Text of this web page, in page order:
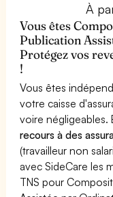
À
Vous êtes
Publication
Protégez vos
!
Vous êtes
votre caisse
voire
recours à des
(travailleur non
avec SideCare les
TNS pour